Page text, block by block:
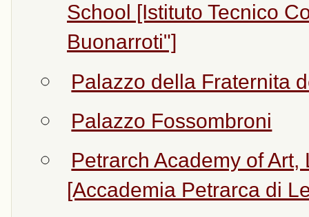
School [Istituto Tecnico
Buonarroti"]
Palazzo della Fraternita
Palazzo Fossombroni
Petrarch Academy of
[Accademia Petrarca di